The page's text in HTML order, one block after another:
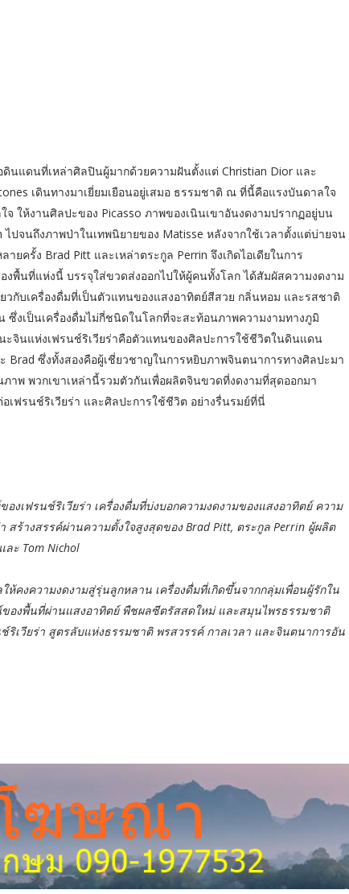
นแดนที่เหล่าศิลปินผู้มากด้วยความฝันตั้งแต่ Christian Dior และ
เดินทางมาเยี่ยมเยือนอยู่เสมอ ธรรมชาติ ณ ที่นี้คือแรงบันดาลใจ
ให้งานศิลปะของ Picasso ภาพของเนินเขาอันงดงามปรากฏอยู่บน
ปจนถึงภาพป่าในเทพนิยายของ Matisse หลังจากใช้เวลาตั้งแต่บ่ายจน
ยครั้ง Brad Pitt และเหล่าตระกูล Perrin จึงเกิดไอเดียในการ
งพื้นที่แห่งนี้ บรรจุใส่ขวดส่งออกไปให้ผู้คนทั้งโลก ได้สัมผัสความงดงาม
วกับเครื่องดื่มที่เป็นตัวแทนของแสงอาทิตย์สีสวย กลิ่นหอม และรสชาติ
งเป็นเครื่องดื่มไม่กี่ชนิดในโลกที่จะสะท้อนภาพความงามทางภูมิ
ะจินแห่งเฟรนช์ริเวียร่าคือตัวแทนของศิลปะการใช้ชีวิตในดินแดน
Brad ซึ่งทั้งสองคือผู้เชี่ยวชาญในการหยิบภาพจินตนาการทางศิลปะมา
พ พวกเขาเหล่านี้รวมตัวกันเพื่อผลิตจินขวดที่งดงามที่สุดออกมา
เฟรนช์ริเวียร่า และศิลปะการใช้ชีวิต อย่างรื่นรมย์​ที่นี่
งเฟรนช์ริเวียร่า เครื่องดื่มที่บ่งบอกความงดงามของแสงอาทิตย์ ความ
ร้างสรรค์ผ่านความตั้งใจสูงสุดของ Brad Pitt, ตระกูล Perrin ผู้ผลิต
ละ Tom Nichol
คงความงดงามสู่รุ่นลูกหลาน เครื่องดื่มที่เกิดขึ้นจากกลุ่มเพื่อนผู้รักใน
องพื้นที่ผ่านแสงอาทิตย์ พืชผลซีตรัสสดใหม่ และสมุนไพรธรรมชาติ
ริเวียร่า สูตรลับแห่งธรรมชาติ พรสวรรค์ กาลเวลา และจินตนาการอัน